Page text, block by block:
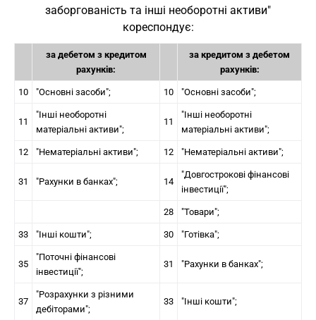
заборгованість та інші необоротні активи"
кореспондує:
за дебетом з кредитом
рахунків:
за кредитом з дебетом
рахунків:
10 "Основні засоби"; 10 "Основні засоби";
11
"Інші необоротні
матеріальні активи";
11
"Інші необоротні
матеріальні активи";
12 "Нематеріальні активи"; 12 "Нематеріальні активи";
31 "Рахунки в банках"; 14
"Довгострокові фінансові
інвестиції";
28 "Товари";
33 "Інші кошти"; 30 "Готівка";
35
"Поточні фінансові
інвестиції";
31 "Рахунки в банках";
37
"Розрахунки з різними
дебіторами";
33 "Інші кошти";